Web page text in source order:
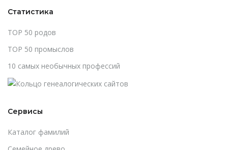
Статистика
TOP 50 родов
TOP 50 промыслов
10 самых необычных профессий
Сервисы
Каталог фамилий